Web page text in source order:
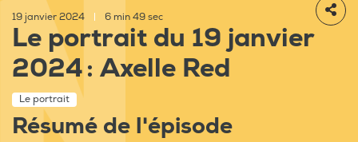
19 janvier 2024 6 min 49 sec
Le portrait du 19 janvier
2024 : Axelle Red
Le portrait
Résumé de l'épisode